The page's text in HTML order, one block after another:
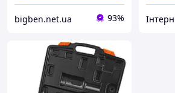
bigben.net.ua 93%